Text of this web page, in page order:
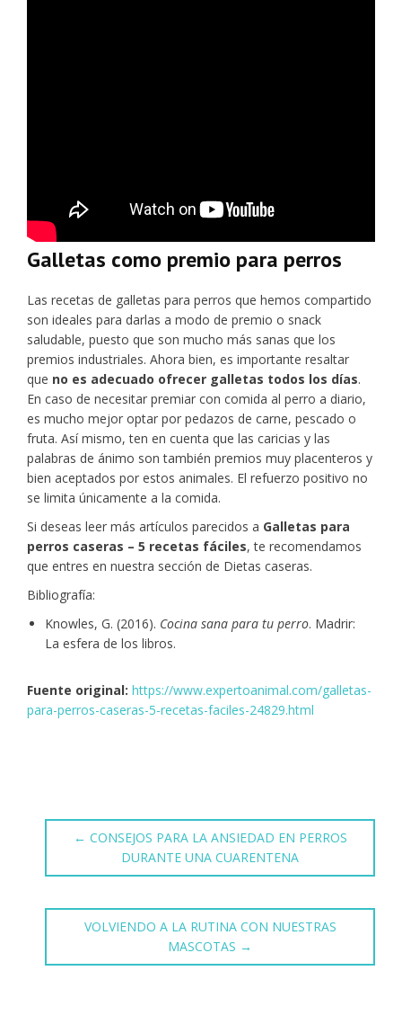
Galletas como premio para perros
Las recetas de galletas para perros que hemos compartido
son ideales para darlas a modo de premio o snack
saludable, puesto que son mucho más sanas que los
premios industriales. Ahora bien, es importante resaltar
que no es adecuado ofrecer galletas todos los días.
En caso de necesitar premiar con comida al perro a diario,
es mucho mejor optar por pedazos de carne, pescado o
fruta. Así mismo, ten en cuenta que las caricias y las
palabras de ánimo son también premios muy placenteros y
bien aceptados por estos animales. El refuerzo positivo no
se limita únicamente a la comida.
Si deseas leer más artículos parecidos a Galletas para
perros caseras – 5 recetas fáciles, te recomendamos
que entres en nuestra sección de Dietas caseras.
Bibliografía:
Knowles, G. (2016). Cocina sana para tu perro. Madrir:
La esfera de los libros.
Fuente original: https://www.expertoanimal.com/galletas-
para-perros-caseras-5-recetas-faciles-24829.html
← CONSEJOS PARA LA ANSIEDAD EN PERROS
DURANTE UNA CUARENTENA
VOLVIENDO A LA RUTINA CON NUESTRAS
MASCOTAS →